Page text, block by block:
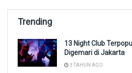
Trending
13 Night Club
Digemari di Jakarta
3 TAHUN AGO